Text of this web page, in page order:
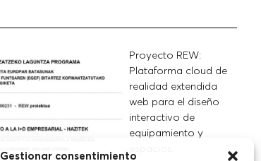
Gestionar consentimiento
Proyecto REW:
Plataforma cloud de
realidad extendida
web para el diseño
interactivo de
equipamiento y